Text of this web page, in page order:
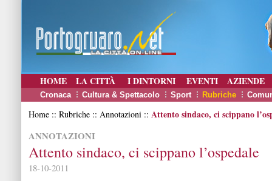
HOME LA CITTÀ I DINTORNI EVENTI AZIENDE
Cronaca Cultura & Spettacolo Sport Rubriche
Home :: Rubriche :: Annotazioni :: Attento sindaco, ci scippano
ANNOTAZIONI
Attento sindaco, ci scippano l’ospedale
18-10-2011